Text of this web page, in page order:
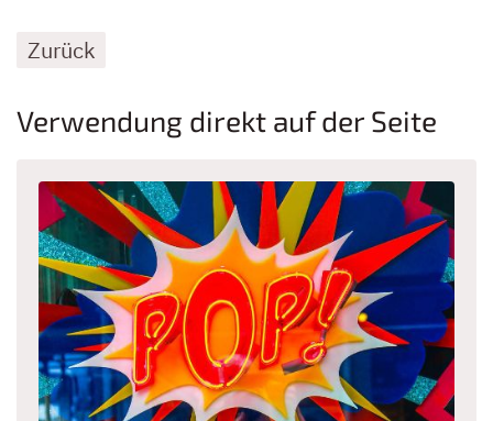
Zurück
Verwendung direkt auf der Seite